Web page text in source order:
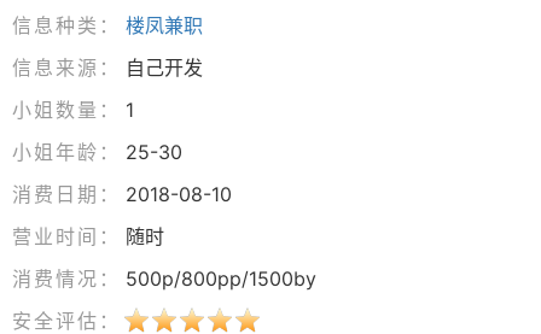
信息种类：
楼凤兼职
信息来源：
自己开发
小姐数量：
1
小姐年龄：
25-30
消费日期：
2018-08-10
营业时间：
随时
消费情况：
500p/800pp/1500by
安全评估：